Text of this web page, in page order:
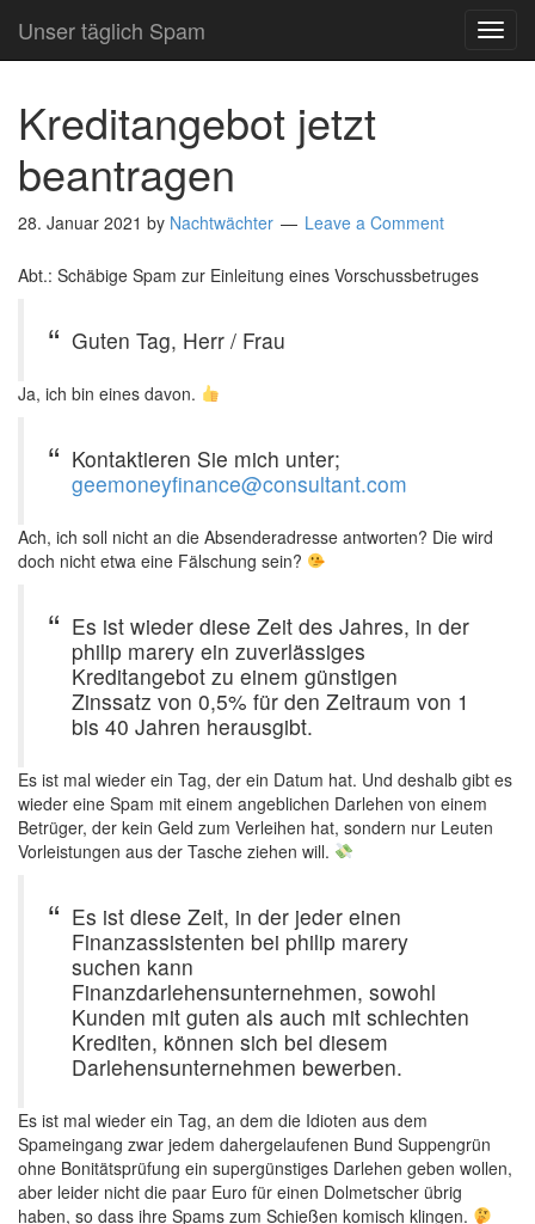
Unser täglich Spam
Kreditangebot jetzt
beantragen
28. Januar 2021 by Nachtwächter Leave a Comment
Abt.: Schäbige Spam zur Einleitung eines Vorschussbetruges
Guten Tag, Herr / Frau
Ja, ich bin eines davon.
Kontaktieren Sie mich unter;
geemoneyfinance@consultant.com
Ach, ich soll nicht an die Absenderadresse antworten? Die wird
doch nicht etwa eine Fälschung sein?
Es ist wieder diese Zeit des Jahres, in der
philip marery ein zuverlässiges
Kreditangebot zu einem günstigen
Zinssatz von 0,5% für den Zeitraum von 1
bis 40 Jahren herausgibt.
Es ist mal wieder ein Tag, der ein Datum hat. Und deshalb gibt es
wieder eine Spam mit einem angeblichen Darlehen von einem
Betrüger, der kein Geld zum Verleihen hat, sondern nur Leuten
Vorleistungen aus der Tasche ziehen will.
Es ist diese Zeit, in der jeder einen
Finanzassistenten bei philip marery
suchen kann
Finanzdarlehensunternehmen, sowohl
Kunden mit guten als auch mit schlechten
Krediten, können sich bei diesem
Darlehensunternehmen bewerben.
Es ist mal wieder ein Tag, an dem die Idioten aus dem
Spameingang zwar jedem dahergelaufenen Bund Suppengrün
ohne Bonitätsprüfung ein supergünstiges Darlehen geben wollen,
aber leider nicht die paar Euro für einen Dolmetscher übrig
haben, so dass ihre Spams zum Schießen komisch klingen.